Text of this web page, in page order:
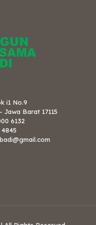
i1 No.9
Barat 17115
6132
4845